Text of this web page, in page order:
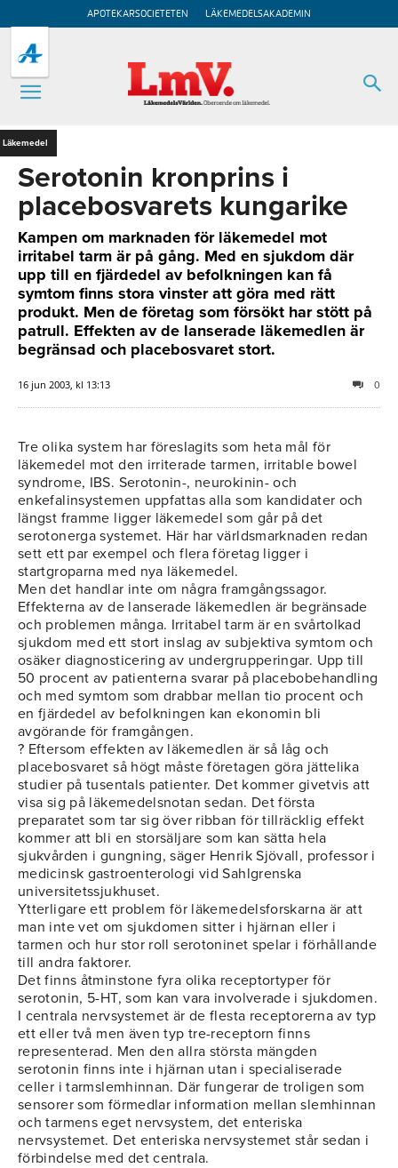
APOTEKARSOCIETETEN LÄKEMEDELSAKADEMIN
Läkemedel
Serotonin kronprins i
placebosvarets kungarike
Kampen om marknaden för läkemedel mot
irritabel tarm är på gång. Med en sjukdom där
upp till en fjärdedel av befolkningen kan få
symtom finns stora vinster att göra med rätt
produkt. Men de företag som försökt har stött på
patrull. Effekten av de lanserade läkemedlen är
begränsad och placebosvaret stort.
16 jun 2003, kl 13:13 0
Tre olika system har föreslagits som heta mål för
läkemedel mot den irriterade tarmen, irritable bowel
syndrome, IBS. Serotonin-, neurokinin- och
enkefalinsystemen uppfattas alla som kandidater och
längst framme ligger läkemedel som går på det
serotonerga systemet. Här har världsmarknaden redan
sett ett par exempel och flera företag ligger i
startgroparna med nya läkemedel.
Men det handlar inte om några framgångssagor.
Effekterna av de lanserade läkemedlen är begränsade
och problemen många. Irritabel tarm är en svårtolkad
sjukdom med ett stort inslag av subjektiva symtom och
osäker diagnosticering av undergrupperingar. Upp till
50 procent av patienterna svarar på placebobehandling
och med symtom som drabbar mellan tio procent och
en fjärdedel av befolkningen kan ekonomin bli
avgörande för framgången.
? Eftersom effekten av läkemedlen är så låg och
placebosvaret så högt måste företagen göra jättelika
studier på tusentals patienter. Det kommer givetvis att
visa sig på läkemedelsnotan sedan. Det första
preparatet som tar sig över ribban för tillräcklig effekt
kommer att bli en storsäljare som kan sätta hela
sjukvården i gungning, säger Henrik Sjövall, professor i
medicinsk gastroenterologi vid Sahlgrenska
universitetssjukhuset.
Ytterligare ett problem för läkemedelsforskarna är att
man inte vet om sjukdomen sitter i hjärnan eller i
tarmen och hur stor roll serotoninet spelar i förhållande
till andra faktorer.
Det finns åtminstone fyra olika receptortyper för
serotonin, 5-HT, som kan vara involverade i sjukdomen.
I centrala nervsystemet är de flesta receptorerna av typ
ett eller två men även typ tre-receptorn finns
representerad. Men den allra största mängden
serotonin finns inte i hjärnan utan i specialiserade
celler i tarmslemhinnan. Där fungerar de troligen som
sensorer som förmedlar information mellan slemhinnan
och tarmens eget nervsystem, det enteriska
nervsystemet. Det enteriska nervsystemet står sedan i
förbindelse med det centrala.